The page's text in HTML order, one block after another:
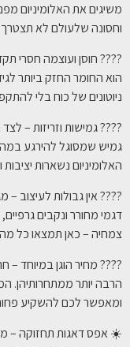
משיגים את האלומיניום
וחסונה שלעולם לא
הוא החומר החזק ביותר
ניוטונים של כוח בלי
???? גמישות וזריזות –
גמיש שמסוגל להירגע
האלומיניום נשארות יציבות
???? אין גבולות לעיצוב –
דגמי מחורר ונקבים
צמחיה – כאן תמצאו כל
???? מחיר הוגן במיוחד –
הרבה יותר ממתחרותיהן.
ומאפשר לכם להשקיע
☀️ אפס דאגות תחזוקה –